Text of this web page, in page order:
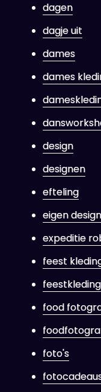
dagen
dagje uit
dames
dames
design
designen
efteling
eigen design
expeditie
feest
feestkleding
food
foto's